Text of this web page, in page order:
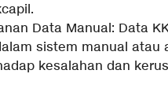
Data Manual: Data
sistem manual atau
kesalahan dan